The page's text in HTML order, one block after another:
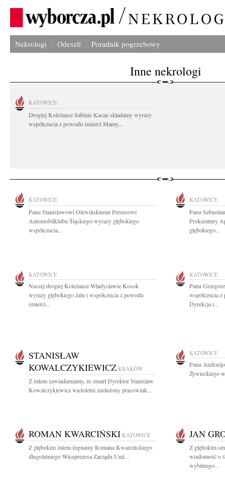
Nekrologi Odeszli Poradnik pogrzebowy
Inne nekrologi
KATOWICE
Drogiej Koleżance Sabinie Kacan składamy wyrazy
współczucia z powodu śmierci Mamy...
KATOWICE
Panu Stanisławowi Olewińskiemu Prezesowi
Automobilklubu Śląskiego wyrazy głębokiego
współczucia...
KATOWICE
Panu
Prokuratury
głębokiego...
KATOWICE
Naszej drogiej Koleżance Władysławie Kosok
wyrazy głębokiego żalu i współczucia z powodu
śmierci...
KATOWICE
Panu
współczucia
Dyrekcja i...
STANISŁAW
KOWALCZYKIEWICZ KRAKÓW
Z żalem zawiadamiamy, że zmarł Dyrektor Stanisław
Kowalczykiewicz wieloletni zasłużony pracownik...
KATOWICE
Panu
Żywieckiego
ROMAN KWARCIŃSKI KATOWICE
Z głębokim żalem żegnamy Romana Kwarcińskiego
długoletniego Wiceprezesa Zarządu Unii...
JAN
Z głębokim
wiadomość o
wybitnego...